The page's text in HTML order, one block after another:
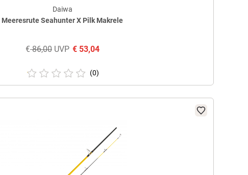
Daiwa
Meeresrute Seahunter X Pilk Makrele
€86,00UVP €53,04
(0)